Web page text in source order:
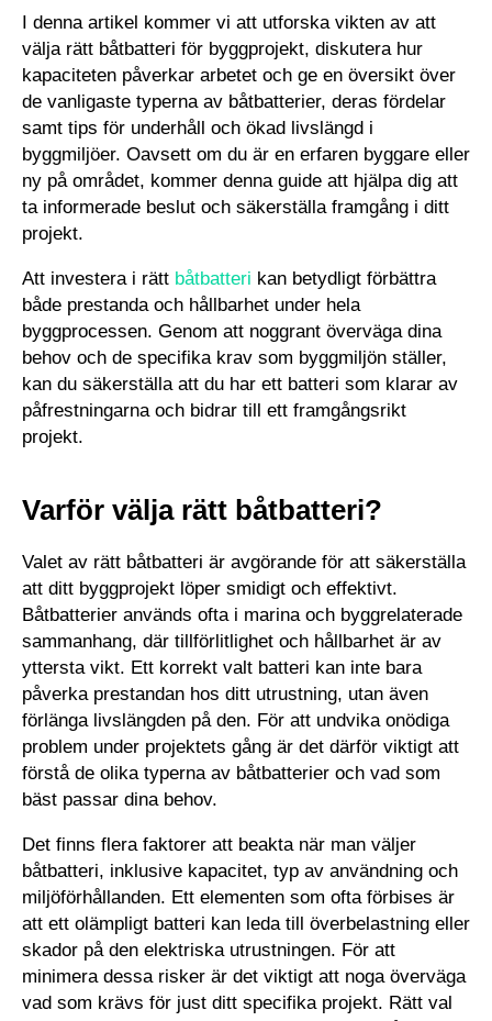
I denna artikel kommer vi att utforska vikten av att
välja rätt båtbatteri för byggprojekt, diskutera hur
kapaciteten påverkar arbetet och ge en översikt över
de vanligaste typerna av båtbatterier, deras fördelar
samt tips för underhåll och ökad livslängd i
byggmiljöer. Oavsett om du är en erfaren byggare eller
ny på området, kommer denna guide att hjälpa dig att
ta informerade beslut och säkerställa framgång i ditt
projekt.
Att investera i rätt båtbatteri kan betydligt förbättra
både prestanda och hållbarhet under hela
byggprocessen. Genom att noggrant överväga dina
behov och de specifika krav som byggmiljön ställer,
kan du säkerställa att du har ett batteri som klarar av
påfrestningarna och bidrar till ett framgångsrikt
projekt.
Varför välja rätt båtbatteri?
Valet av rätt båtbatteri är avgörande för att säkerställa
att ditt byggprojekt löper smidigt och effektivt.
Båtbatterier används ofta i marina och byggrelaterade
sammanhang, där tillförlitlighet och hållbarhet är av
yttersta vikt. Ett korrekt valt batteri kan inte bara
påverka prestandan hos ditt utrustning, utan även
förlänga livslängden på den. För att undvika onödiga
problem under projektets gång är det därför viktigt att
förstå de olika typerna av båtbatterier och vad som
bäst passar dina behov.
Det finns flera faktorer att beakta när man väljer
båtbatteri, inklusive kapacitet, typ av användning och
miljöförhållanden. Ett elementen som ofta förbises är
att ett olämpligt batteri kan leda till överbelastning eller
skador på den elektriska utrustningen. För att
minimera dessa risker är det viktigt att noga överväga
vad som krävs för just ditt specifika projekt. Rätt val